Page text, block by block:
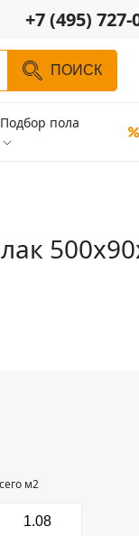
+7 (495) 727-
ПОИСК
Подбор пола
м2